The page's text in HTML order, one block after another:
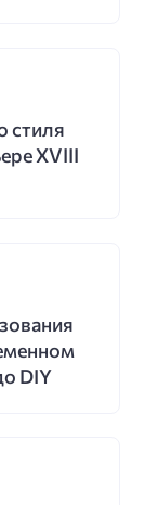
стиля
XVIII
DIY